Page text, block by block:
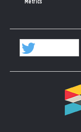
Metrics